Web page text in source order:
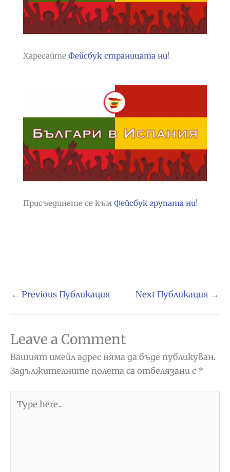
Харесайте Фейсбук страницата ни!
Присъединете се към Фейсбук групата ни!
← Previous Публикация Next Публикация →
Leave a Comment
Вашият имейл адрес няма да бъде публикуван.
Задължителните полета са отбелязани с *
here..